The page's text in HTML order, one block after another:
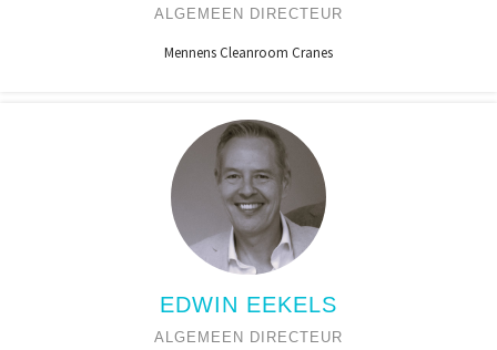
ALGEMEEN DIRECTEUR
Mennens Cleanroom Cranes
EDWIN EEKELS
ALGEMEEN DIRECTEUR